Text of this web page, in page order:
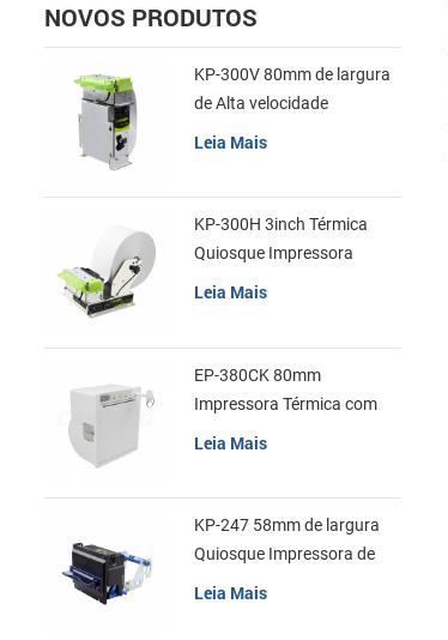
NOVOS PRODUTOS
KP-300V 80mm de largura
de Alta velocidade
Quiosque Impressora
Leia Mais
KP-300H 3inch Térmica
Quiosque Impressora
Módulo de
Leia Mais
EP-380CK 80mm
Impressora Térmica com
Tampa de Bloqueio
Leia Mais
KP-247 58mm de largura
Quiosque Impressora de
recibos
Leia Mais